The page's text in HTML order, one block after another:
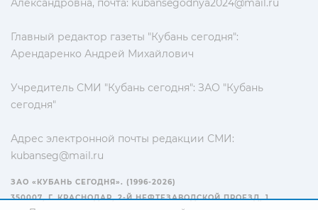
Александровна, почта: kubansegodnya2024@mail.ru
Главный редактор газеты "Кубань сегодня":
Арендаренко Андрей Михайлович
Учредитель СМИ "Кубань сегодня": ЗАО "Кубань
сегодня"
Адрес электронной почты редакции СМИ:
kubanseg@mail.ru
ЗАО «КУБАНЬ СЕГОДНЯ». (1996-2026)
350007, Г. КРАСНОДАР, 2-Й НЕФТЕЗАВОДСКОЙ ПРОЕЗД, 1